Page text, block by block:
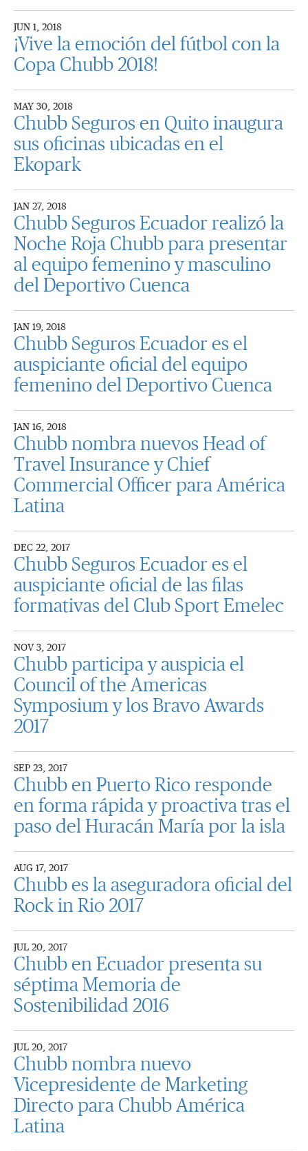
JUN 1, 2018
¡Vive la emoción del fútbol con la
Copa Chubb 2018!
MAY 30, 2018
Chubb Seguros en Quito inaugura
sus oficinas ubicadas en el
Ekopark
JAN 27, 2018
Chubb Seguros Ecuador realizó la
Noche Roja Chubb para presentar
al equipo femenino y masculino
del Deportivo Cuenca
JAN 19, 2018
Chubb Seguros Ecuador es el
auspiciante oficial del equipo
femenino del Deportivo Cuenca
JAN 16, 2018
Chubb nombra nuevos Head of
Travel Insurance y Chief
Commercial Officer para América
Latina
DEC 22, 2017
Chubb Seguros Ecuador es el
auspiciante oficial de las filas
formativas del Club Sport Emelec
NOV 3, 2017
Chubb participa y auspicia el
Council of the Americas
Symposium y los Bravo Awards
2017
SEP 23, 2017
Chubb en Puerto Rico responde
en forma rápida y proactiva tras el
paso del Huracán María por la isla
AUG 17, 2017
Chubb es la aseguradora oficial del
Rock in Rio 2017
JUL 20, 2017
Chubb en Ecuador presenta su
séptima Memoria de
Sostenibilidad 2016
JUL 20, 2017
Chubb nombra nuevo
Vicepresidente de Marketing
Directo para Chubb América
Latina